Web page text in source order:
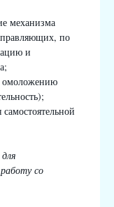
механизма
по
и
омоложению
со